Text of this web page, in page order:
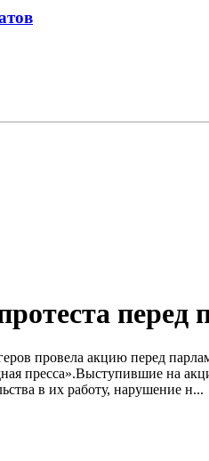
перед
провела акцию перед
пресса».Выступившие на
в их работу, нарушение н...